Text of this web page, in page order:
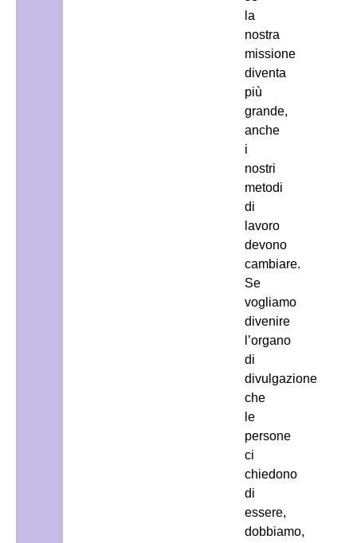
la
nostra
missione
diventa
più
grande,
anche
i
nostri
metodi
di
lavoro
devono
cambiare.
Se
vogliamo
divenire
l’organo
di
divulgazione
che
le
persone
ci
chiedono
di
essere,
dobbiamo,